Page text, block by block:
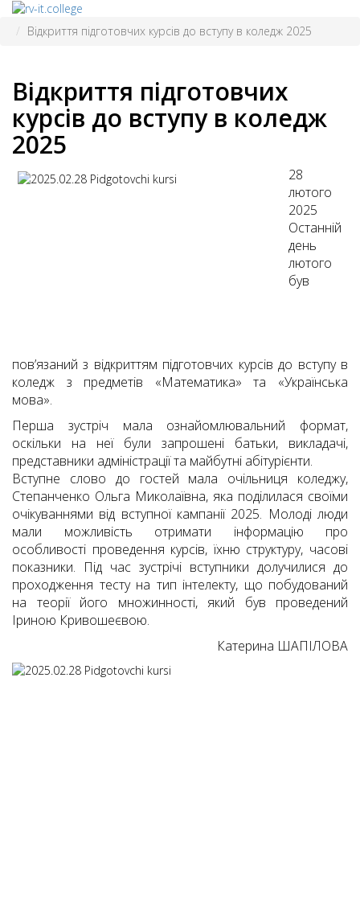
Відкриття підготовчих курсів до вступу в коледж 2025
Відкриття підготовчих
курсів до вступу в коледж
2025
28
лютого
2025
Останній
день
лютого
був
пов’язаний з відкриттям підготовчих курсів до вступу в
коледж з предметів «Математика» та «Українська
мова».
Перша зустріч мала ознайомлювальний формат,
оскільки на неї були запрошені батьки, викладачі,
представники адміністрації та майбутні абітурієнти.
Вступне слово до гостей мала очільниця коледжу,
Степанченко Ольга Миколаївна, яка поділилася своїми
очікуваннями від вступної кампанії 2025. Молоді люди
мали можливість отримати інформацію про
особливості проведення курсів, їхню структуру, часові
показники. Під час зустрічі вступники долучилися до
проходження тесту на тип інтелекту, що побудований
на теорії його множинності, який був проведений
Іриною Кривошеєвою.
Катерина ШАПІЛОВА